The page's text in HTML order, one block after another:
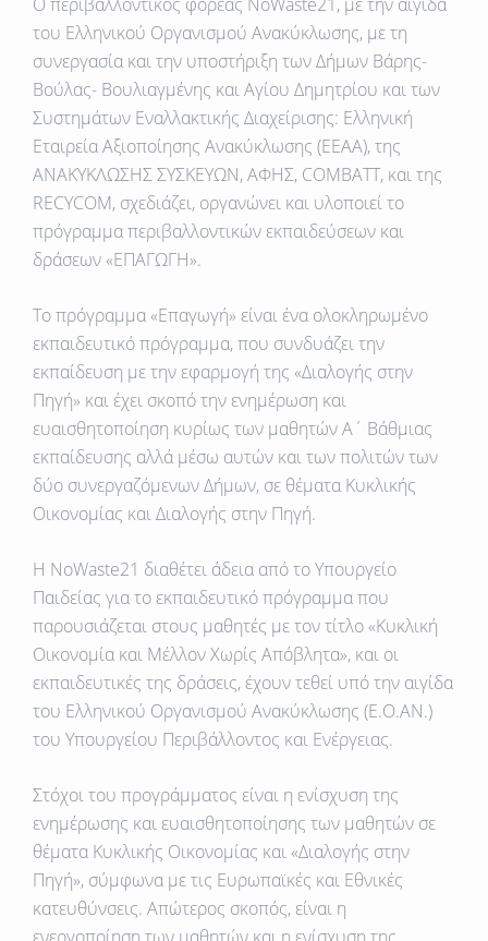
του Ελληνικού Οργανισμού Ανακύκλωσης, με τη
συνεργασία και την υποστήριξη των Δήμων Βάρης-
Βούλας- Βουλιαγμένης και Αγίου Δημητρίου και των
Συστημάτων Εναλλακτικής Διαχείρισης: Ελληνική
Εταιρεία Αξιοποίησης Ανακύκλωσης (ΕΕΑΑ), της
ΑΝΑΚΥΚΛΩΣΗΣ ΣΥΣΚΕΥΩΝ, ΑΦΗΣ, COMBATΤ, και της
RECYCOM, σχεδιάζει, οργανώνει και υλοποιεί το
πρόγραμμα περιβαλλοντικών εκπαιδεύσεων και
δράσεων «ΕΠΑΓΩΓΗ».
Το πρόγραμμα «Επαγωγή» είναι ένα ολοκληρωμένο
εκπαιδευτικό πρόγραμμα, που συνδυάζει την
εκπαίδευση με την εφαρμογή της «Διαλογής στην
Πηγή» και έχει σκοπό την ενημέρωση και
ευαισθητοποίηση κυρίως των μαθητών Α΄ Βάθμιας
εκπαίδευσης αλλά μέσω αυτών και των πολιτών των
δύο συνεργαζόμενων Δήμων, σε θέματα Κυκλικής
Οικονομίας και Διαλογής στην Πηγή.
Η NoWaste21 διαθέτει άδεια από το Υπουργείο
Παιδείας για το εκπαιδευτικό πρόγραμμα που
παρουσιάζεται στους μαθητές με τον τίτλο «Κυκλική
Οικονομία και Μέλλον Χωρίς Απόβλητα», και οι
εκπαιδευτικές της δράσεις, έχουν τεθεί υπό την αιγίδα
του Ελληνικού Οργανισμού Ανακύκλωσης (Ε.Ο.ΑΝ.)
του Υπουργείου Περιβάλλοντος και Ενέργειας.
Στόχοι του προγράμματος είναι η ενίσχυση της
ενημέρωσης και ευαισθητοποίησης των μαθητών σε
θέματα Κυκλικής Οικονομίας και «Διαλογής στην
Πηγή», σύμφωνα με τις Ευρωπαϊκές και Εθνικές
κατευθύνσεις. Απώτερος σκοπός, είναι η